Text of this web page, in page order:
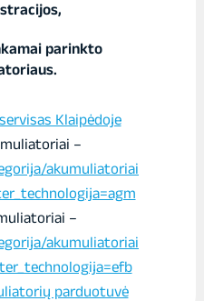
parinkto
Klaipėdoje
–
akumuliatoriai
–
akumuliatoriai
parduotuvė